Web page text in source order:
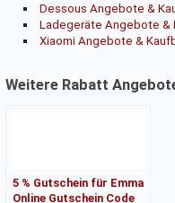
Dessous Angebote &
Ladegeräte Angebote &
Xiaomi Angebote &
Weitere Rabatt
5 % Gutschein für Emma
Online Gutschein Code